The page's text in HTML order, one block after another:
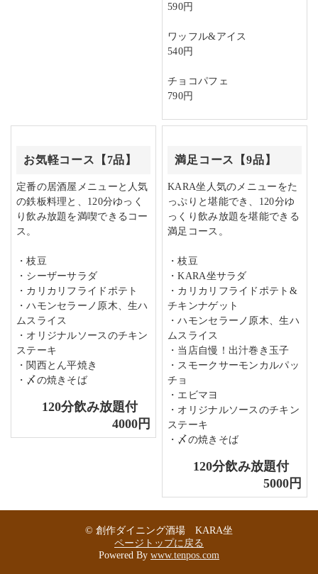
590円
ワッフル&アイス
540円
チョコパフェ
790円
お気軽コース【7品】
定番の居酒屋メニューと人気
の鉄板料理と、120分ゆっく
り飲み放題を満喫できるコー
ス。
・枝豆
・シーザーサラダ
・カリカリフライドポテト
・ハモンセラーノ原木、生ハ
ムスライス
・オリジナルソースのチキン
ステーキ
・関西とん平焼き
・〆の焼きそば
120分飲み放題付
4000円
満足コース【9品】
KARA坐人気のメニューをた
っぷりと堪能でき、120分ゆ
っくり飲み放題を堪能できる
満足コース。
・枝豆
・KARA坐サラダ
・カリカリフライドポテト&
チキンナゲット
・ハモンセラーノ原木、生ハ
ムスライス
・当店自慢！出汁巻き玉子
・スモークサーモンカルパッ
チョ
・エビマヨ
・オリジナルソースのチキン
ステーキ
・〆の焼きそば
120分飲み放題付
5000円
© 創作ダイニング酒場 KARA坐
ページトップに戻る
Powered By www.tenpos.com